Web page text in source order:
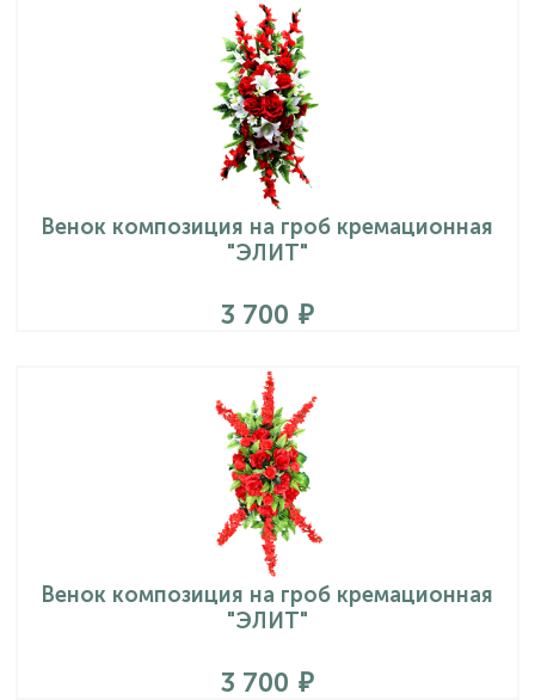
Венок композиция на гроб кремационная
"ЭЛИТ"
3 700
Венок композиция на гроб кремационная
"ЭЛИТ"
3 700